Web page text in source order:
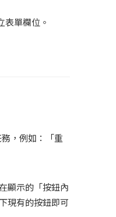
單欄位。
，例如：「重
顯示的「按鈕內
現有的按鈕即可